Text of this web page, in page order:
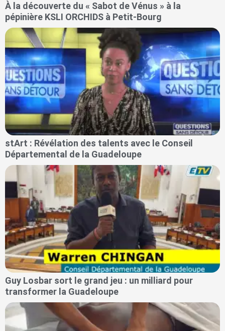
À la découverte du « Sabot de Vénus » à la
pépinière KSLI ORCHIDS à Petit-Bourg
stArt : Révélation des talents avec le Conseil
Départemental de la Guadeloupe
Guy Losbar sort le grand jeu : un milliard pour
transformer la Guadeloupe